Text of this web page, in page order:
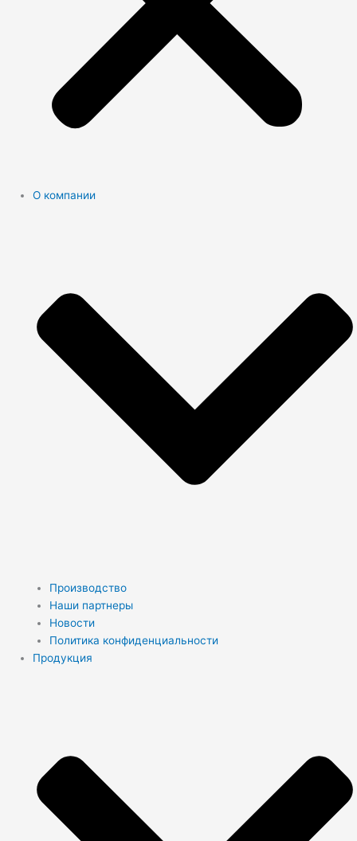
О компании
Производство
Наши партнеры
Новости
Политика конфиденциальности
Продукция